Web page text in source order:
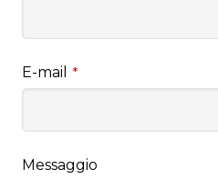
E-mail *
Messaggio